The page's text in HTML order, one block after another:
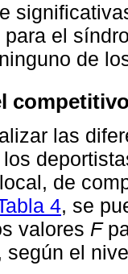
el
de
las
de
4, se
valores F
según el